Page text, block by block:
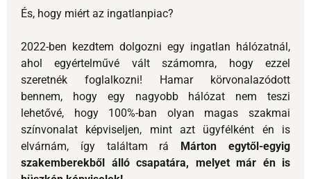
színvonalat képviseljen, mint azt ügyfélként én is
szakemberekből álló csapatára, melyet már én is
büszkén képviselek!